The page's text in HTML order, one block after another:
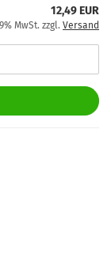
12,49 EUR
MwSt. zzgl. Versand